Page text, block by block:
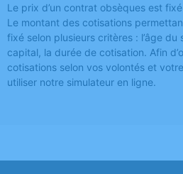
Le prix d’un contrat obsèques est
Le montant des cotisations
fixé selon plusieurs critères : l’âge
capital, la durée de cotisation. Afin
cotisations selon vos volontés et
utiliser notre simulateur en ligne.